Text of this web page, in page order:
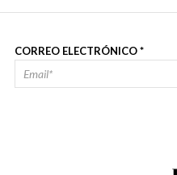
CORREO ELECTRÓNICO*